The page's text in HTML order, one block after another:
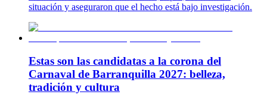
situación y aseguraron que el hecho está bajo investigación.
Estas son las candidatas a la corona del
Carnaval de Barranquilla 2027: belleza,
tradición y cultura